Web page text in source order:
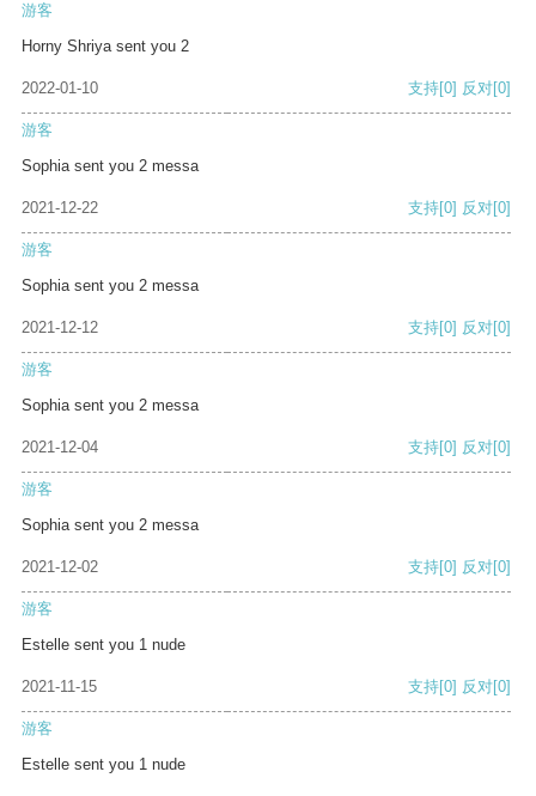
游客
Horny Shriya sent you 2
2022-01-10 支持[0] 反对[0]
游客
Sophia sent you 2 messa
2021-12-22 支持[0] 反对[0]
游客
Sophia sent you 2 messa
2021-12-12 支持[0] 反对[0]
游客
Sophia sent you 2 messa
2021-12-04 支持[0] 反对[0]
游客
Sophia sent you 2 messa
2021-12-02 支持[0] 反对[0]
游客
Estelle sent you 1 nude
2021-11-15 支持[0] 反对[0]
游客
Estelle sent you 1 nude